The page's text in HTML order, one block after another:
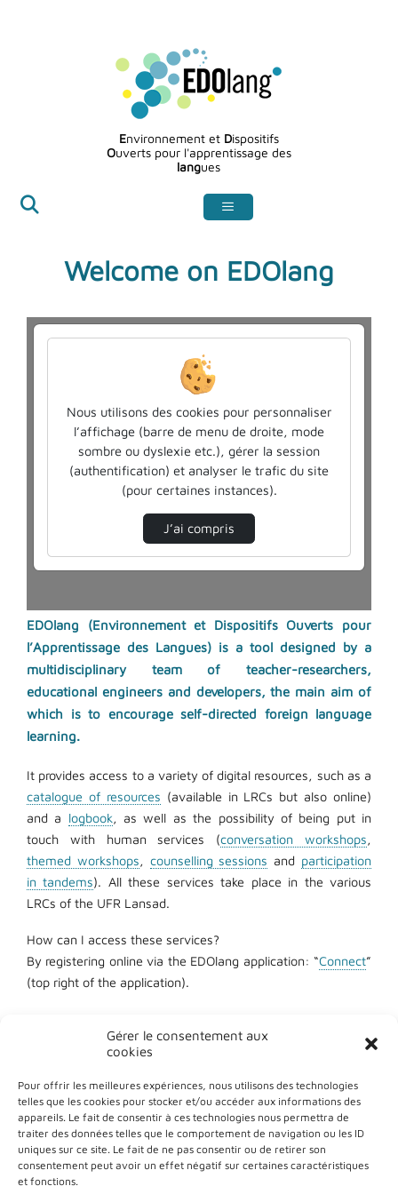
Gérer le consentement aux
cookies
Pour offrir les meilleures expériences, nous utilisons des technologies
telles que les cookies pour stocker et/ou accéder aux informations des
appareils. Le fait de consentir à ces technologies nous permettra de
traiter des données telles que le comportement de navigation ou les ID
uniques sur ce site. Le fait de ne pas consentir ou de retirer son
consentement peut avoir un effet négatif sur certaines caractéristiques
et fonctions.
Environnement et Dispositifs
Ouverts pour l'apprentissage des
langues
Welcome on EDOlang
EDOlang (Environnement et Dispositifs Ouverts pour
l’Apprentissage des Langues) is a tool designed by a
multidisciplinary team of teacher-researchers,
educational engineers and developers, the main aim of
which is to encourage self-directed foreign language
learning.
It provides access to a variety of digital resources, such as a
catalogue of resources (available in LRCs but also online)
and a logbook, as well as the possibility of being put in
touch with human services (conversation workshops,
themed workshops, counselling sessions and participation
in tandems). All these services take place in the various
LRCs of the UFR Lansad.
How can I access these services?
By registering online via the EDOlang application: “Connect”
(top right of the application).
Site Map